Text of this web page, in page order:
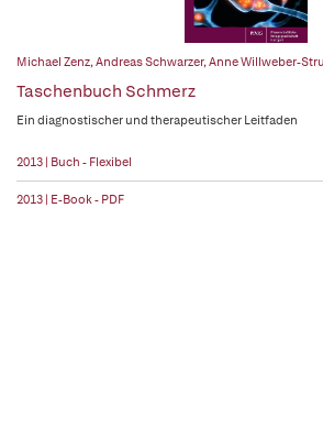
Michael Zenz,Andreas Schwarzer,Anne Willweber-
Taschenbuch Schmerz
Ein diagnostischer und therapeutischer Leitfaden
2013 | Buch - Flexibel
2013 | E-Book - PDF